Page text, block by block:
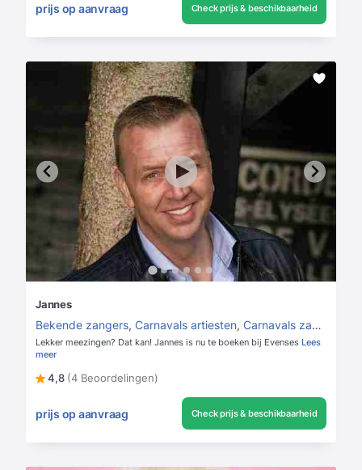
prijs op aanvraag Check prijs & beschikbaarheid
Jannes
Bekende zangers, Carnavals artiesten, Carnavals zangers
Lekker meezingen? Dat kan! Jannes is nu te boeken bij Evenses Lees
meer
4,8 (4 Beoordelingen)
prijs op aanvraag Check prijs & beschikbaarheid